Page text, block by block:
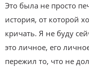
Это была не просто
история, от которой
кричать. Я не буду
это личное, его
пережил то, что не